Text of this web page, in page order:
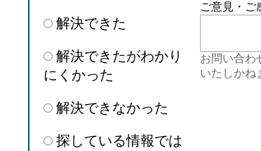
解決できた
解決できたがわかり
にくかった
解決できなかった
探している情報では
ご意見・ご
お問い合わ
いたしかね